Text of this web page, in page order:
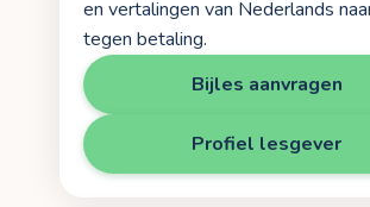
en vertalingen van Nederlands
tegen betaling.
Bijles aanvragen
Profiel lesgever